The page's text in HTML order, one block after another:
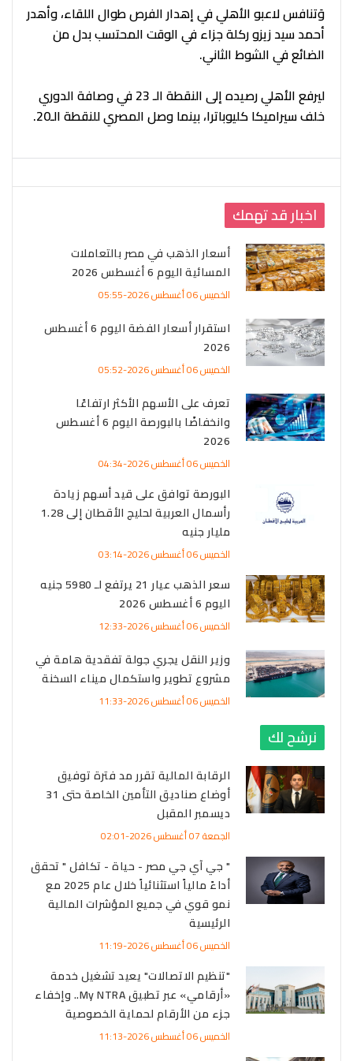
وَتنافس لاعبو الأهلي في إهدار الفرص طوال اللقاء، وأهدر
أحمد سيد زيزو ركلة جزاء في الوقت المحتسب بدل من
الضائع في الشوط الثاني.
ليرفع الأهلي رصيده إلى النقطة الـ 23 في وصافة الدوري
خلف سيراميكا كليوباترا، بينما وصل المصري للنقطة الـ20.
اخبار قد تهمك
أسعار الذهب في مصر بالتعاملات
المسائية اليوم 6 أغسطس 2026
الخميس 06 أغسطس 2026-05:55
استقرار أسعار الفضة اليوم 6 أغسطس
2026
الخميس 06 أغسطس 2026-05:52
تعرف على الأسهم الأكثر ارتفاعًا
وانخفاضًا بالبورصة اليوم 6 أغسطس
2026
الخميس 06 أغسطس 2026-04:34
البورصة توافق على قيد أسهم زيادة
رأسمال العربية لحليج الأقطان إلى 1.28
مليار جنيه
الخميس 06 أغسطس 2026-03:14
سعر الذهب عيار 21 يرتفع لـ 5980 جنيه
اليوم 6 أغسطس 2026
الخميس 06 أغسطس 2026-12:33
وزير النقل يجري جولة تفقدية هامة في
مشروع تطوير واستكمال ميناء السخنة
الخميس 06 أغسطس 2026-11:33
نرشح لك
الرقابة المالية تقرر مد فترة توفيق
أوضاع صناديق التأمين الخاصة حتى 31
ديسمبر المقبل
الجمعة 07 أغسطس 2026-02:01
" جي آي جي مصر - حياة - تكافل " تحقق
أداءً مالياً استثنائياً خلال عام 2025 مع
نمو قوي في جميع المؤشرات المالية
الرئيسية
الخميس 06 أغسطس 2026-11:19
"تنظيم الاتصالات" يعيد تشغيل خدمة
«أرقامي» عبر تطبيق My NTRA.. وإخفاء
جزء من الأرقام لحماية الخصوصية
الخميس 06 أغسطس 2026-11:13